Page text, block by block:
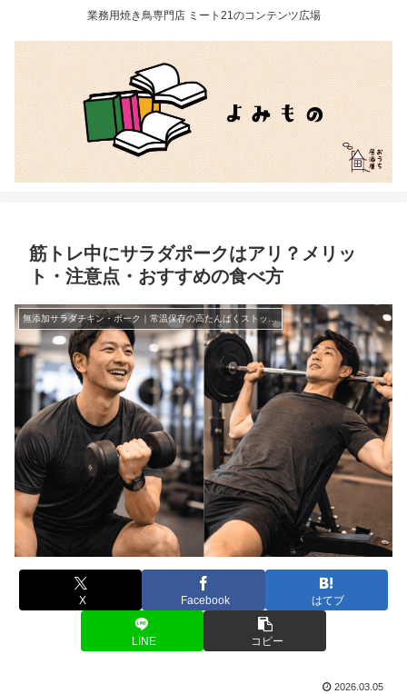
業務用焼き鳥専門店 ミート21のコンテンツ広場
筋トレ中にサラダポークはアリ？メリッ
ト・注意点・おすすめの食べ方
無添加サラダチキン・ポーク｜常温保存の高たんぱくストック（個包装）
X Facebook はてブ
LINE コピー
2026.03.05